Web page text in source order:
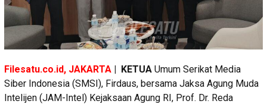
Filesatu.co.id, JAKARTA | KETUA Umum Serikat Media
Siber Indonesia (SMSI), Firdaus, bersama Jaksa Agung Muda
Intelijen (JAM-Intel) Kejaksaan Agung RI, Prof. Dr. Reda